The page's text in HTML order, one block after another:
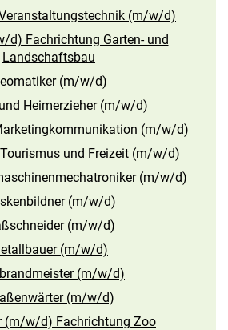
(m/w/d)
d) Fachrichtung Garten- und
Landschaftsbau
(m/w/d)
Heimerzieher (m/w/d)
(m/w/d)
und Freizeit (m/w/d)
(m/w/d)
(m/w/d)
(m/w/d)
(m/w/d)
(m/w/d)
(m/w/d)
(m/w/d) Fachrichtung Zoo